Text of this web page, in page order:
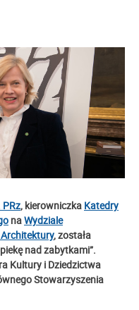
, kierowniczka Katedry
naWydziale
, została
nad zabytkami”.
Kultury i Dziedzictwa
Stowarzyszenia